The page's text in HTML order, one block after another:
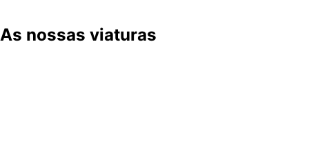
As nossas viaturas